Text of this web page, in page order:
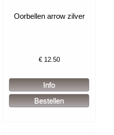
Oorbellen arrow zilver
€ 12.50